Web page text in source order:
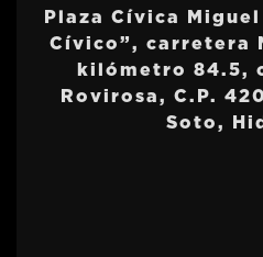
Plaza Cívica
Cívico”, carretera
kilómetro 84.5,
Rovirosa, C.P.
Soto,